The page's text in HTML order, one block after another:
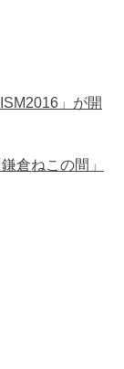
」が開
倉ねこの間」